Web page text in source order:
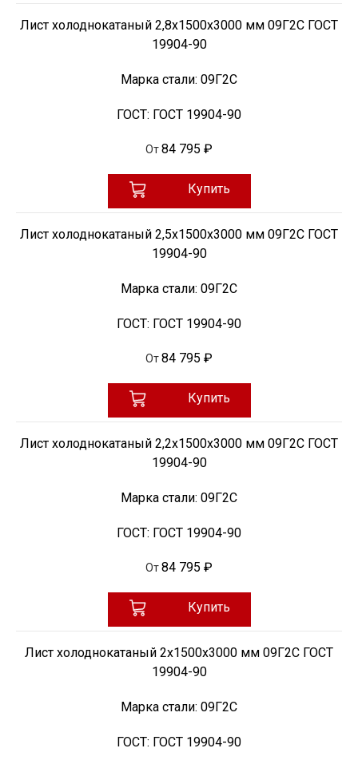
Лист холоднокатаный 2,8х1500х3000 мм 09Г2С ГОСТ
19904-90
Марка стали: 09Г2С
ГОСТ: ГОСТ 19904-90
От84 795 ₽
Купить
Лист холоднокатаный 2,5х1500х3000 мм 09Г2С ГОСТ
19904-90
Марка стали: 09Г2С
ГОСТ: ГОСТ 19904-90
От84 795 ₽
Купить
Лист холоднокатаный 2,2х1500х3000 мм 09Г2С ГОСТ
19904-90
Марка стали: 09Г2С
ГОСТ: ГОСТ 19904-90
От84 795 ₽
Купить
Лист холоднокатаный 2х1500х3000 мм 09Г2С ГОСТ
19904-90
Марка стали: 09Г2С
ГОСТ: ГОСТ 19904-90